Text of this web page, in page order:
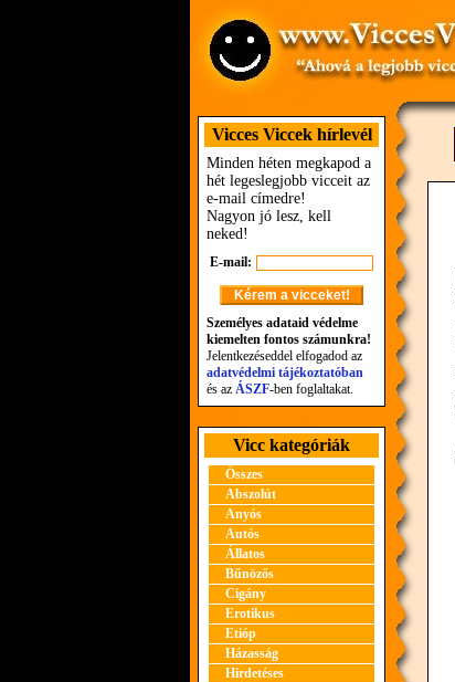
Vicces Viccek hírlevél
Minden héten megkapod a
hét legeslegjobb vicceit az
e-mail címedre!
Nagyon jó lesz, kell
neked!
E-mail:
Személyes adataid védelme
kiemelten fontos számunkra!
Jelentkezéseddel elfogadod az
adatvédelmi tájékoztatóban
és az ÁSZF-ben foglaltakat.
Vicc kategóriák
Összes
Abszolút
Anyós
Autós
Állatos
Bűnözős
Cigány
Erotikus
Etióp
Házasság
Hirdetéses